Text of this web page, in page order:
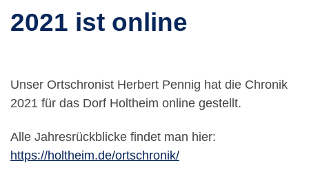
2021 ist online
Unser Ortschronist Herbert Pennig hat die Chronik
2021 für das Dorf Holtheim online gestellt.
Alle Jahresrückblicke findet man hier:
https://holtheim.de/ortschronik/